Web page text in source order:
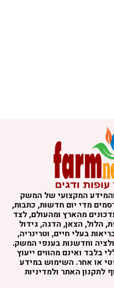
המקצועי של המשק
מדי יום חדשות, כתבות,
מהארץ ומהעולם, לצד
הלול, הצאן, הדגה, גידול
בעלי חיים, וטרינריה,
וחדשנות בענפי המשק.
בלבד ואינם מהווים ייעוץ
או אחר. השימוש במידע
האתר ולמדיניות